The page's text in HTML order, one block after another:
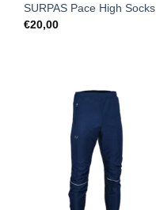
SURPAS Pace High Socks
€20,00